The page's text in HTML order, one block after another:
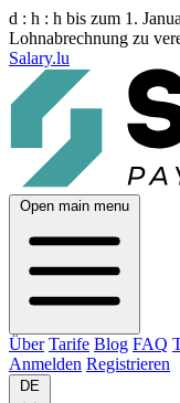
d : h : h bis zum 1.
Lohnabrechnung zu
Salary.lu
Open main menu
Über Tarife Blog FAQ
Anmelden Registrieren
DE